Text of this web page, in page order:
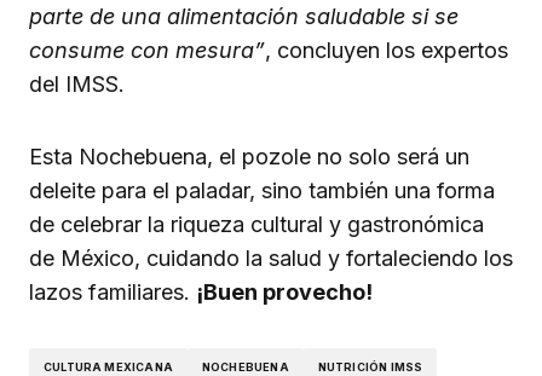
parte de una alimentación saludable si se
consume con mesura”, concluyen los expertos
del IMSS.
Esta Nochebuena, el pozole no solo será un
deleite para el paladar, sino también una forma
de celebrar la riqueza cultural y gastronómica
de México, cuidando la salud y fortaleciendo los
lazos familiares. ¡Buen provecho!
CULTURA MEXICANA NOCHEBUENA NUTRICIÓN IMSS